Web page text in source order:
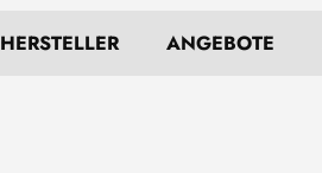
HERSTELLER ANGEBOTE